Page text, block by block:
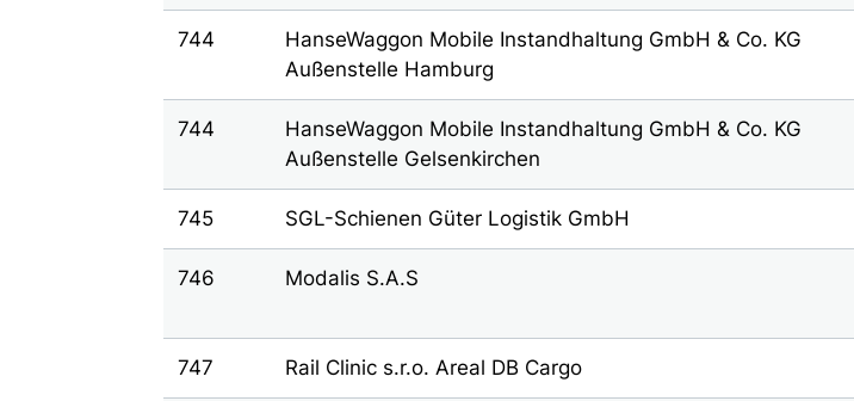
744
HanseWaggon Mobile Instandhaltung GmbH & Co. KG
Außenstelle Hamburg
744
HanseWaggon Mobile Instandhaltung GmbH & Co. KG
Außenstelle Gelsenkirchen
745 SGL-Schienen Güter Logistik GmbH
746 Modalis S.A.S
747 Rail Clinic s.r.o. Areal DB Cargo